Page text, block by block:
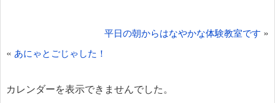
稿
ビ
平日の朝からはなやかな体験教室です »
« あにゃとごじゃした！
カレンダーを表示できませんでした。